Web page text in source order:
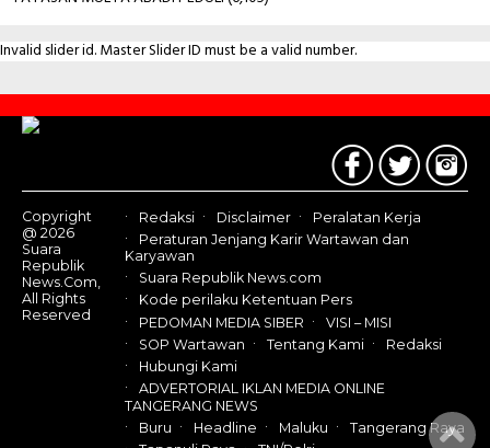
Invalid slider id. Master Slider ID must be a valid number.
Contact
Us
Copyright
@ 2026
Suara
Republik
News.Com,
All Rights
Reserved
Redaksi Disclaimer
Peralatan Kerja
Peraturan Jenjang Karir Wartawan dan
Karyawan
Suara Republik News.com
Kode perilaku Ketentuan Pers
PEDOMAN MEDIA SIBER
VISI – MISI
SOP Wartawan
Tentang Kami
Redaksi
Hubungi Kami
ADVERTORIAL IKLAN MEDIA ONLINE
TANGERANG NEWS
Buru
Headline Maluku
Tangerang Raya